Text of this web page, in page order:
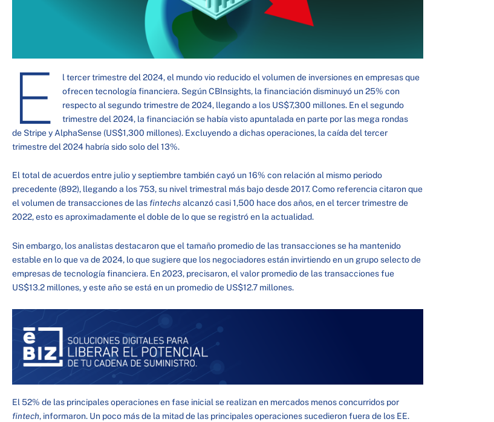
E
l tercer trimestre del 2024, el mundo vio reducido el volumen de inversiones en empresas que
ofrecen tecnología financiera. Según CBInsights, la financiación disminuyó un 25% con
respecto al segundo trimestre de 2024, llegando a los US$7,300 millones. En el segundo
trimestre del 2024, la financiación se había visto apuntalada en parte por las mega rondas
de Stripe y AlphaSense (US$1,300 millones). Excluyendo a dichas operaciones, la caída del tercer
trimestre del 2024 habría sido solo del 13%.
El total de acuerdos entre julio y septiembre también cayó un 16% con relación al mismo periodo
precedente (892), llegando a los 753, su nivel trimestral más bajo desde 2017. Como referencia citaron que
el volumen de transacciones de las fintechsalcanzó casi 1,500 hace dos años, en el tercer trimestre de
2022, esto es aproximadamente el doble de lo que se registró en la actualidad.
Sin embargo, los analistas destacaron que el tamaño promedio de las transacciones se ha mantenido
estable en lo que va de 2024, lo que sugiere que los negociadores están invirtiendo en un grupo selecto de
empresas de tecnología financiera. En 2023, precisaron, el valor promedio de las transacciones fue
US$13.2 millones, y este año se está en un promedio de US$12.7 millones.
El 52% de las principales operaciones en fase inicial se realizan en mercados menos concurridos por
fintech, informaron. Un poco más de la mitad de las principales operaciones sucedieron fuera de los EE.